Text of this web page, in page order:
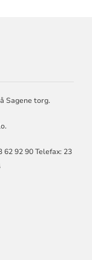
Sagene torg.
62 92 90 Telefax: 23